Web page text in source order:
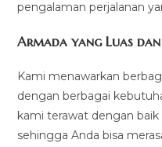
pengalaman perjalanan
Armada yang Luas
Kami menawarkan
dengan berbagai
kami terawat dengan
sehingga Anda bisa